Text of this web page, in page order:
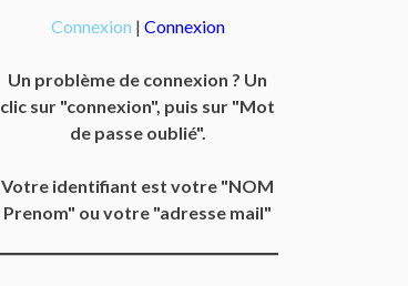
Connexion | Connexion
Un problème de connexion ? Un
clic sur "connexion", puis sur "Mot
de passe oublié".
Votre identifiant est votre "NOM
Prenom" ou votre "adresse mail"